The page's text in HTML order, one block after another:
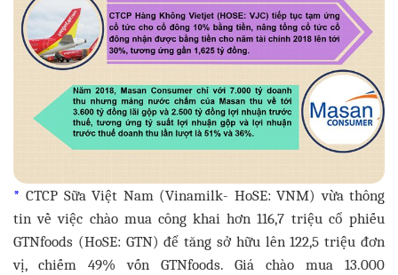
*CTCP Sữa Việt Nam (Vinamilk- HoSE: VNM) vừa thông
tin về việc chào mua công khai hơn 116,7 triệu cổ phiếu
GTNfoods (HoSE: GTN) để tăng sở hữu lên 122,5 triệu đơn
vị, chiếm 49% vốn GTNfoods. Giá chào mua 13.000